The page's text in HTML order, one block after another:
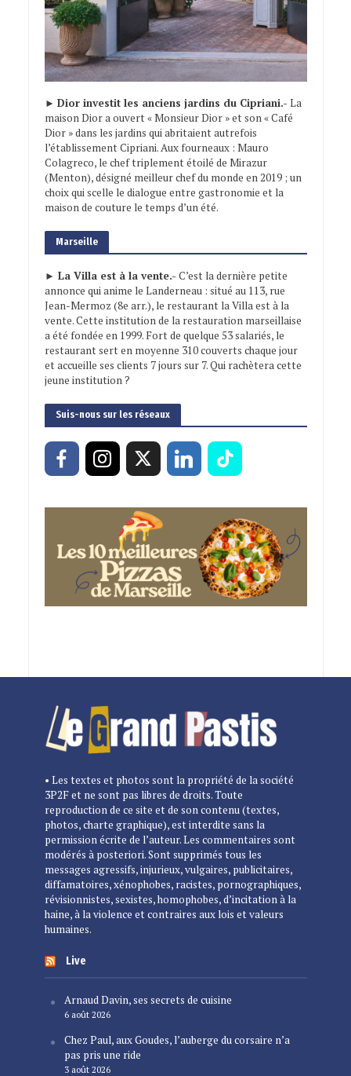
► Dior investit les anciens jardins du Cipriani.- La
maison Dior a ouvert « Monsieur Dior » et son « Café
Dior » dans les jardins qui abritaient autrefois
l’établissement Cipriani. Aux fourneaux : Mauro
Colagreco, le chef triplement étoilé de Mirazur
(Menton), désigné meilleur chef du monde en 2019 ; un
choix qui scelle le dialogue entre gastronomie et la
maison de couture le temps d’un été.
Marseille
► La Villa est à la vente.- C’est la dernière petite
annonce qui anime le Landerneau : situé au 113, rue
Jean-Mermoz (8e arr.), le restaurant la Villa est à la
vente. Cette institution de la restauration marseillaise
a été fondée en 1999. Fort de quelque 53 salariés, le
restaurant sert en moyenne 310 couverts chaque jour
et accueille ses clients 7 jours sur 7. Qui rachètera cette
jeune institution ?
Suis-nous sur les réseaux
• Les textes et photos sont la propriété de la société
3P2F et ne sont pas libres de droits. Toute
reproduction de ce site et de son contenu (textes,
photos, charte graphique), est interdite sans la
permission écrite de l’auteur. Les commentaires sont
modérés à posteriori. Sont supprimés tous les
messages agressifs, injurieux, vulgaires, publicitaires,
diffamatoires, xénophobes, racistes, pornographiques,
révisionnistes, sexistes, homophobes, d’incitation à la
haine, à la violence et contraires aux lois et valeurs
humaines.
Live
Arnaud Davin, ses secrets de cuisine
6 août 2026
Chez Paul, aux Goudes, l’auberge du corsaire n’a
pas pris une ride
3 août 2026